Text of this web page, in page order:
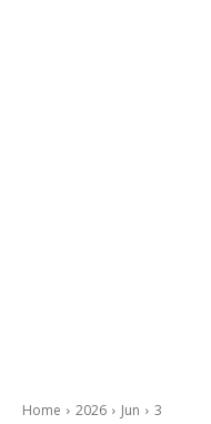
Home 2026 Jun 3